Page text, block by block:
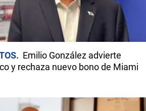
Emilio González advierte
y rechaza nuevo bono de Miami